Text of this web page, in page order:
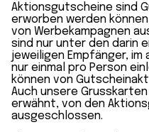
Aktionsgutscheine sind
erworben werden
von Werbekampagnen
sind nur unter den darin
jeweiligen Empfänger, im
nur einmal pro Person
können von
Auch unsere
erwähnt, von den
ausgeschlossen.